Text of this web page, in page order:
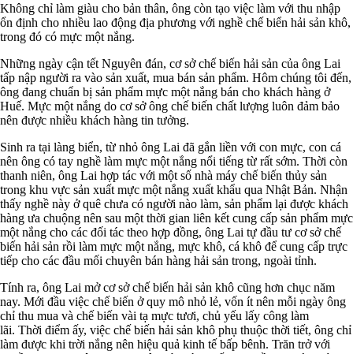
Không chỉ làm giàu cho bản thân, ông còn tạo việc làm với thu nhập
ổn định cho nhiều lao động địa phương với nghề chế biển hải sản khô,
trong đó có mực một nắng.
Những ngày cận tết Nguyên đán, cơ sở chế biến hải sản của ông Lai
tấp nập người ra vào sản xuất, mua bán sản phẩm. Hôm chúng tôi đến,
ông đang chuẩn bị sản phẩm mực một nắng bán cho khách hàng ở
Huế. Mực một nắng do cơ sở ông chế biến chất lượng luôn đảm bảo
nên được nhiều khách hàng tin tưởng.
Sinh ra tại làng biển, từ nhỏ ông Lai đã gắn liền với con mực, con cá
nên ông có tay nghề làm mực một nắng nổi tiếng từ rất sớm. Thời còn
thanh niên, ông Lai hợp tác với một số nhà máy chế biến thủy sản
trong khu vực sản xuất mực một nắng xuất khẩu qua Nhật Bản. Nhận
thấy nghề này ở quê chưa có người nào làm, sản phẩm lại được khách
hàng ưa chuộng nên sau một thời gian liên kết cung cấp sản phẩm mực
một nắng cho các đối tác theo hợp đồng, ông Lai tự đầu tư cơ sở chế
biến hải sản rồi làm mực một nắng, mực khô, cá khô để cung cấp trực
tiếp cho các đầu mối chuyên bán hàng hải sản trong, ngoài tỉnh.
Tính ra, ông Lai mở cơ sở chế biến hải sản khô cũng hơn chục năm
nay. Mới đầu việc chế biến ở quy mô nhỏ lẻ, vốn ít nên mỗi ngày ông
chỉ thu mua và chế biến vài tạ mực tươi, chủ yếu lấy công làm
lãi. Thời điểm ấy, việc chế biến hải sản khô phụ thuộc thời tiết, ông chỉ
làm được khi trời nắng nên hiệu quả kinh tế bấp bênh. Trăn trở với